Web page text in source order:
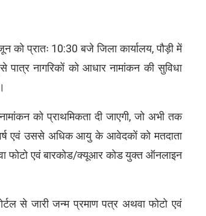
प्रातः 10:30 बजे जिला कार्यालय, पौड़ी में
पात्र नागरिकों को आधार नामांकन की सुविधा
को प्राथमिकता दी जाएगी, जो अभी तक
एवं उससे अधिक आयु के आवेदकों को मतदाता
फोटो एवं बारकोड/क्यूआर कोड युक्त ऑनलाइन
से जारी जन्म प्रमाण पत्र अथवा फोटो एवं